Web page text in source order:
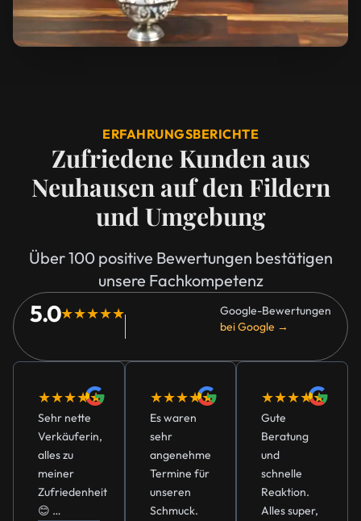
ERFAHRUNGSBERICHTE
Zufriedene Kunden aus
Neuhausen auf den Fildern
und Umgebung
Über 100 positive Bewertungen bestätigen
unsere Fachkompetenz
5.0★★★★★
Google-Bewertungen
bei Google →
★★★★★
Sehr nette
Verkäuferin,
alles zu
meiner
Zufriedenheit
😊 …
★★★★★
Es waren
sehr
angenehme
Termine für
unseren
Schmuck.
★★★★★
Gute
Beratung
und
schnelle
Reaktion.
Alles super,